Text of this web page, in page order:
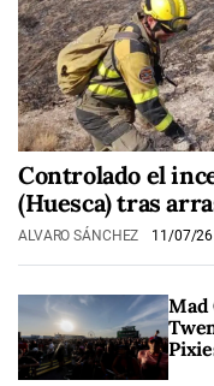
Controlado el
(Huesca) tras
ALVARO SÁNCHEZ 11/07/26
Mad